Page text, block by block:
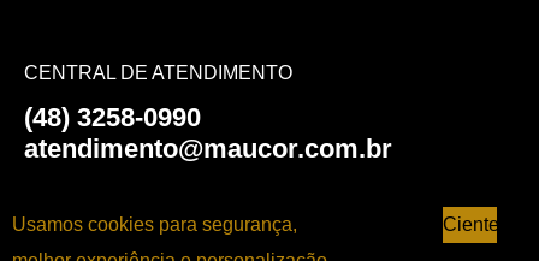
CENTRAL DE ATENDIMENTO
(48) 3258-0990
atendimento@maucor.com.br
AJUDA E SUPORTE
Usamos cookies para segurança,
Ciente